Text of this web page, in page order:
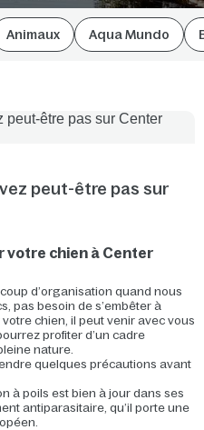
Animaux Aqua Mundo
peut-être pas sur
votre chien à Center
d’organisation quand nous
pas besoin de s’embêter à
chien, il peut venir avec vous
profiter d’un cadre
nature.
quelques précautions avant
à poils est bien à jour dans ses
antiparasitaire, qu’il porte une